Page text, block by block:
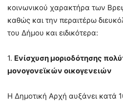
κοινωνικού χαρακτήρα των
καθώς και την περαιτέρω
του Δήμου και ειδικότερα:
1. Ενίσχυση μοριοδότησης
μονογονεϊκών οικογενειών
Η Δημοτική Αρχή αυξάνει κατά